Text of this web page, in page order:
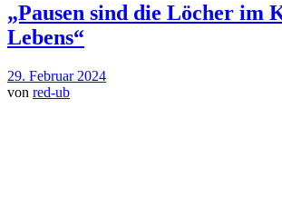
„Pausen sind die Löcher im
Lebens“
29. Februar 2024
von red-ub